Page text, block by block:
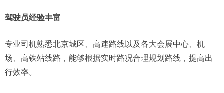
驾驶员经验丰富
专业司机熟悉北京城区、高速路线以及各大会展中心、机
场、高铁站线路，能够根据实时路况合理规划路线，提高出
行效率。